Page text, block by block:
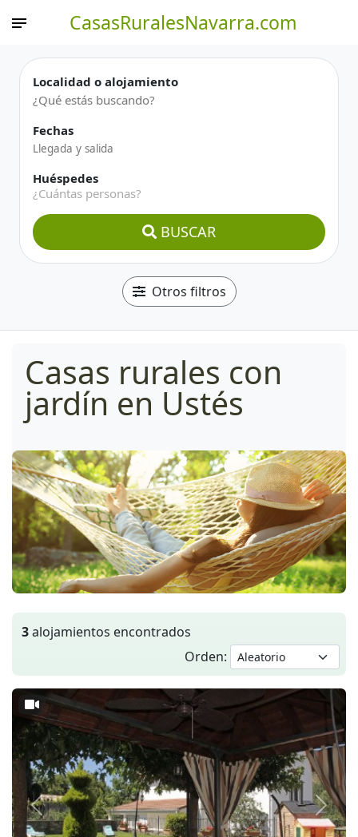
CasasRuralesNavarra.com
Localidad o alojamiento
Fechas
Huéspedes
¿Cuántas personas?
BUSCAR
Otros filtros
Casas rurales con
jardín en Ustés
3alojamientos encontrados
Orden:
Anterior